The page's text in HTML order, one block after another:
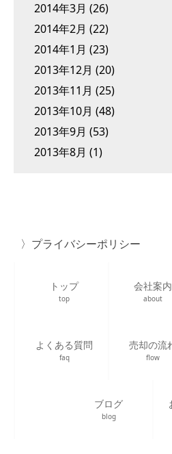
2014年3月 (26)
2014年2月 (22)
2014年1月 (23)
2013年12月 (20)
2013年11月 (25)
2013年10月 (48)
2013年9月 (53)
2013年8月 (1)
プライバシーポリシー
トップ
top
会社案内
about
よくある質問
faq
売却の流
flow
ブログ
blog